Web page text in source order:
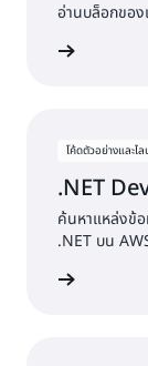
อ่านบล็อกของ
โค้ดตัวอย่างและไล
.NET
ค้นหาแหล่งข้
.NET บน